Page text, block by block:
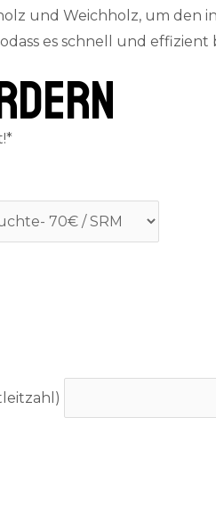
und Weichholz, um den
es schnell und